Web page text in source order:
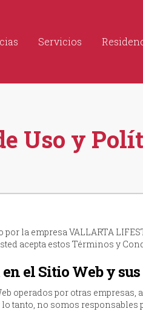
Servicios
Uso y
la empresa VALLARTA
acepta estos Términos y
el Sitio Web y
operados por otras
tanto, no somos